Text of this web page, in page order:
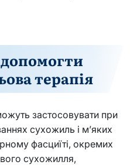
терапія
застосовувати при
сухожиль і м’яких
фасциїті, окремих
сухожилля,